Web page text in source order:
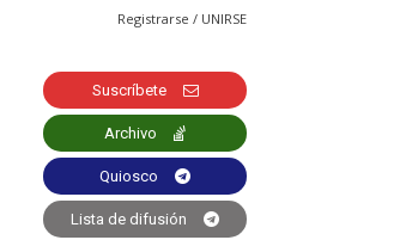
Registrarse / UNIRSE
Suscríbete
Archivo
Quiosco
Lista de difusión